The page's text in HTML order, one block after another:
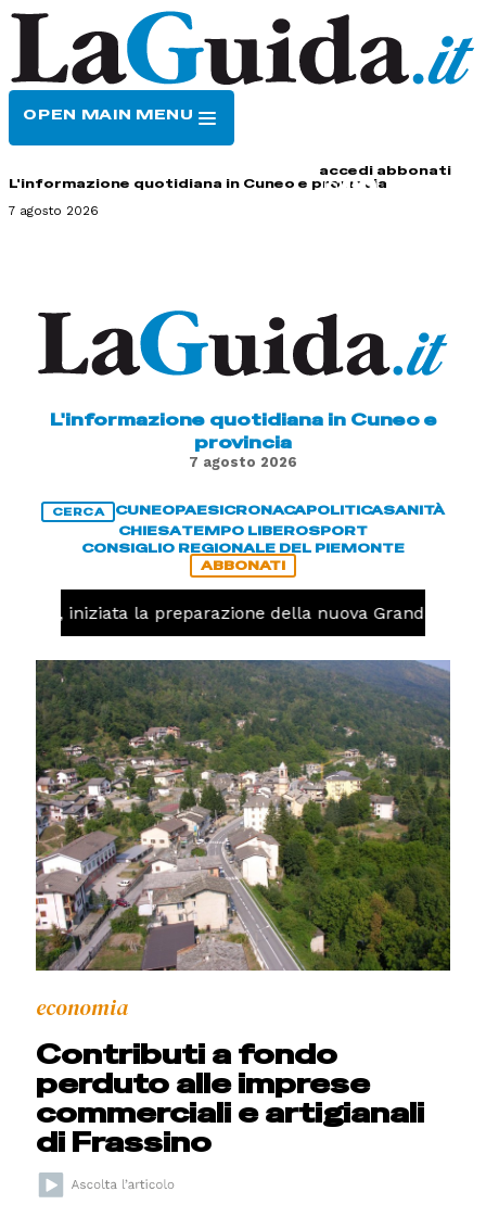
OPEN MAIN MENU
accedi abbonati
L'informazione quotidiana in Cuneo e provincia
7 agosto 2026
L'informazione quotidiana in Cuneo e
provincia
7 agosto 2026
CERCA CUNEOPAESICRONACAPOLITICASANITÀ
CHIESATEMPO LIBEROSPORT
CONSIGLIO REGIONALE DEL PIEMONTE
ABBONATI
iniziata la preparazione della nuova Granda Volley
economia
Contributi a fondo
perduto alle imprese
commerciali e artigianali
di Frassino